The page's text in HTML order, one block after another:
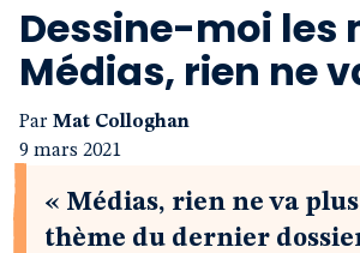
Notre
Dessine-moi les
Médias, rien ne
Par Mat Colloghan
9 mars 2021
« Médias, rien ne va
thème du dernier